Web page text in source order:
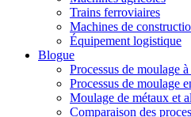
Trains ferroviaires
Machines de
Équipement logistique
Blogue
Processus de moulage
Processus de moulage
Moulage de métaux et
Comparaison des